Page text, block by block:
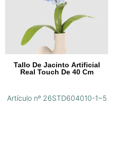
Tallo De Jacinto Artificial
Real Touch De 40 Cm
Artículo nº 26STD604010-1~5